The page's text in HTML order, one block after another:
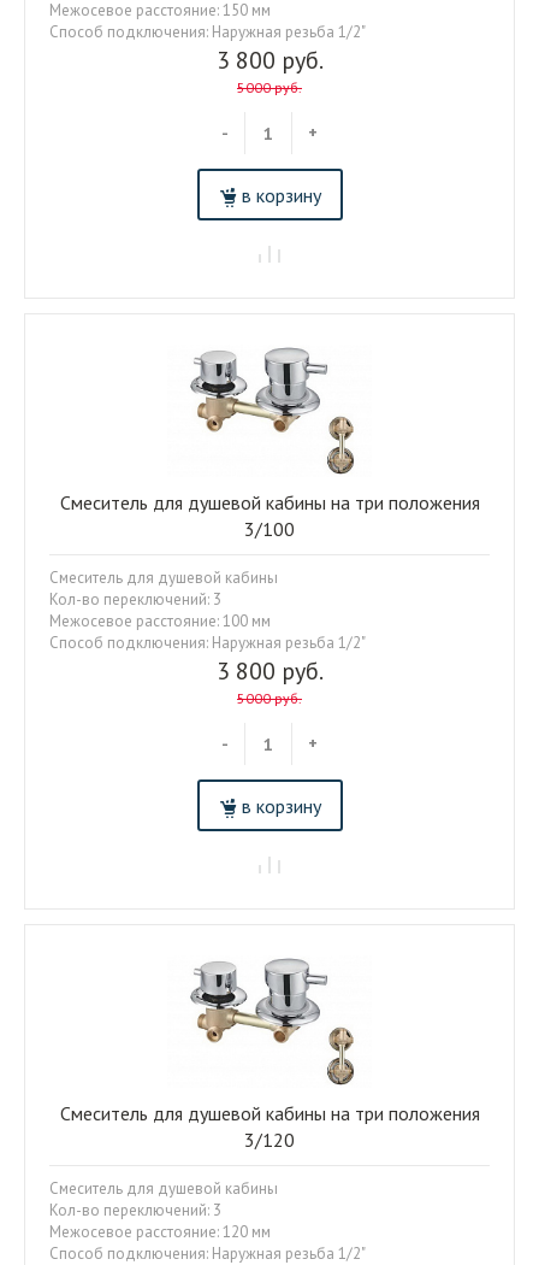
3 800 руб.
5000 руб.
- +
в корзину
Межосевое расстояние: 150 мм
Способ подключения: Наружная резьба 1/2"
3 800 руб.
5000 руб.
- +
в корзину
Смеситель для душевой кабины на три положения
3/100
Смеситель для душевой кабины
Кол-во переключений: 3
Межосевое расстояние: 100 мм
Способ подключения: Наружная резьба 1/2"
Смеситель для душевой кабины на три положения
3/120
Смеситель для душевой кабины
Кол-во переключений: 3
Межосевое расстояние: 120 мм
Способ подключения: Наружная резьба 1/2"